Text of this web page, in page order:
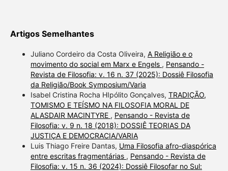
Artigos Semelhantes
Juliano Cordeiro da Costa Oliveira, A Religião e o
movimento do social em Marx e Engels , Pensando -
Revista de Filosofia: v. 16 n. 37 (2025): Dossiê Filosofia
da Religião/Book Symposium/Varia
Isabel Cristina Rocha HIpólito Gonçalves, TRADIÇÃO,
TOMISMO E TEÍSMO NA FILOSOFIA MORAL DE
ALASDAIR MACINTYRE , Pensando - Revista de
Filosofia: v. 9 n. 18 (2018): DOSSIÊ TEORIAS DA
JUSTIÇA E DEMOCRACIA/VARIA
Luis Thiago Freire Dantas, Uma Filosofia afro-diaspórica
entre escritas fragmentárias , Pensando - Revista de
Filosofia: v. 15 n. 36 (2024): Dossiê Filosofar no Sul: